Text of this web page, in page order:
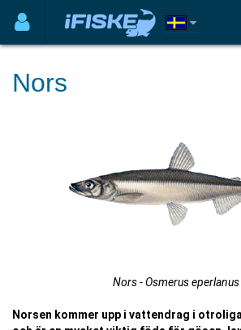
Nors
Nors - Osmerus eperlanus
Norsen kommer upp i vattendrag i